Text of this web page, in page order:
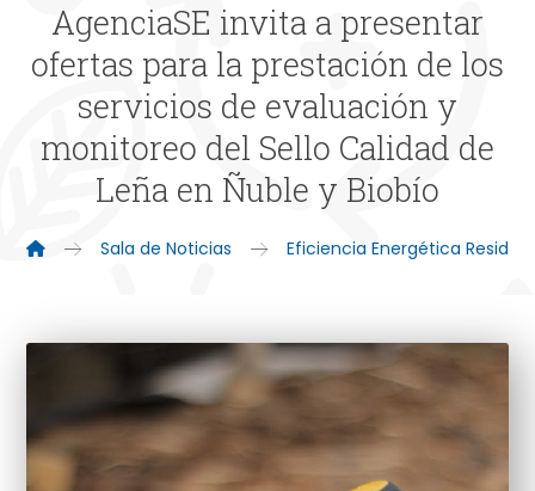
AgenciaSE invita a presentar
ofertas para la prestación de los
servicios de evaluación y
monitoreo del Sello Calidad de
Leña en Ñuble y Biobío
Sala de Noticias Eficiencia Energética